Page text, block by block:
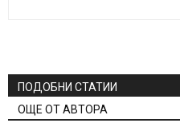
ПОДОБНИ СТАТИИ
ОЩЕ ОТ АВТОРА